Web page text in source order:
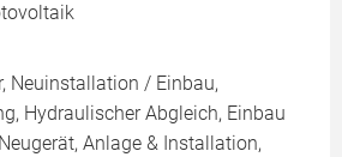
Neuinstallation / Einbau,
Hydraulischer Abgleich, Einbau
Anlage & Installation,